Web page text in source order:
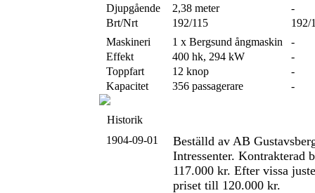
Djupgående
2,38 meter
-
Brt/Nrt
192/115
192/
Maskineri
1 x Bergsund ångmaskin
-
Effekt
400 hk, 294 kW
-
Toppfart
12 knop
-
Kapacitet
356 passagerare -
Historik
1904-09-01
Beställd av AB
Intressenter. Kontrakterad
117.000 kr. Efter vissa
priset till 120.000 kr.